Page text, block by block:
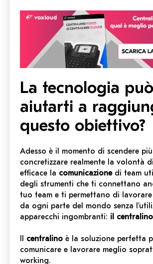
La tecnologia può
aiutarti a
questo obiettivo?
Adesso è il momento di scendere
concretizzare realmente la volontà
efficace la comunicazionedi team
degli strumenti che ti connettano
tuo team e ti permettano di
da ogni parte del mondo senza
apparecchi ingombranti: il
centralino è la soluzione perfetta
comunicare e lavorare meglio
working.